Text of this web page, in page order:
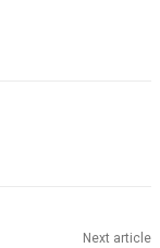
Next article